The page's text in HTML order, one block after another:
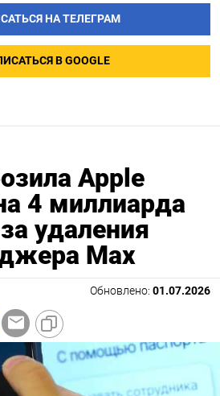
НА ТЕЛЕГРАМ
В GOOGLE
Apple
4 миллиарда
удаления
Мах
Обновлено: 01.07.2026